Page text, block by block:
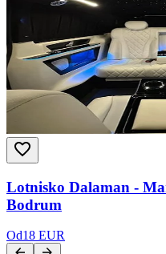
Lotnisko Dalaman -
Bodrum
Od18 EUR